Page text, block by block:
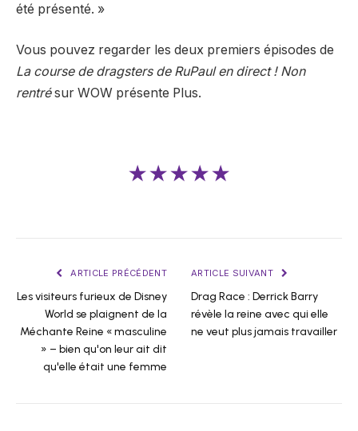
été présenté. »
Vous pouvez regarder les deux premiers épisodes de
La course de dragsters de RuPaul en direct ! Non
rentrésur WOW présente Plus.
★★★★★
ARTICLE PRÉCÉDENT
Les visiteurs furieux de Disney
World se plaignent de la
Méchante Reine « masculine
» – bien qu'on leur ait dit
qu'elle était une femme
ARTICLE SUIVANT
Drag Race : Derrick Barry
révèle la reine avec qui elle
ne veut plus jamais travailler